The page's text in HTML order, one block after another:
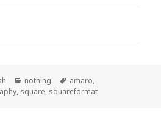
カ
テ
nothing
タ
グ
amaro,
, square, squareformat